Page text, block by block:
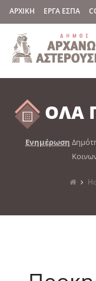
ΑΡΧΙΚΗ ΕΡΓΑ ΕΣΠΑ
ΟΛΑ
Ενημέρωση